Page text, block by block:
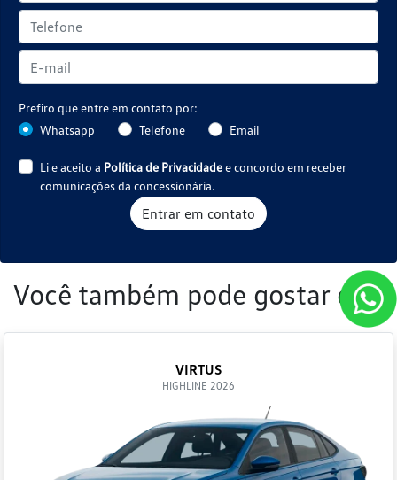
Prefiro que entre em contato por:
Whatsapp
Telefone Email
Li e aceito a Política de Privacidadee concordo em receber
comunicações da concessionária.
Entrar em contato
Você também pode gostar de:
VIRTUS
HIGHLINE 2026